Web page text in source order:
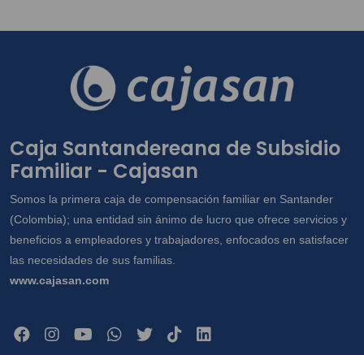
Caja Santandereana de Subsidio
Familiar - Cajasan
Somos la primera caja de compensación familiar en Santander
(Colombia); una entidad sin ánimo de lucro que ofrece servicios y
beneficios a empleadores y trabajadores, enfocados en satisfacer
las necesidades de sus familias.
www.cajasan.com